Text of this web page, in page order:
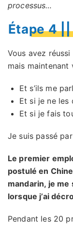
processus…
Étape 4 ||
Vous avez
mais maintenant
Et s’ils me
Et si je ne les
Et si je fais
Je suis passé
Le premier
postulé en
mandarin, je
lorsque j’ai
Pendant les 20